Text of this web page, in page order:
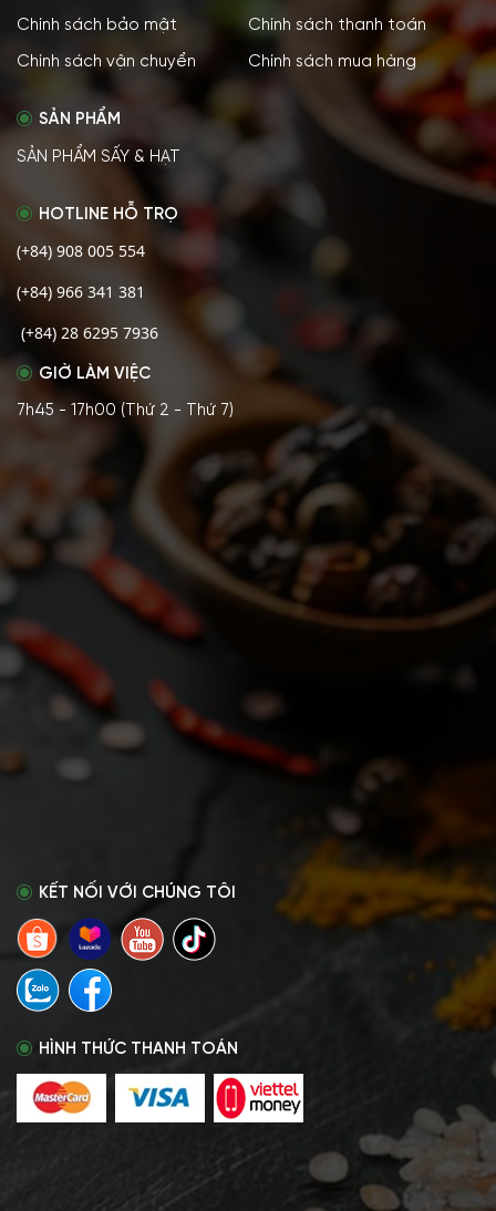
Chính sách bảo mật Chính sách thanh toán
Chính sách vận chuyển Chính sách mua hàng
SẢN PHẨM
SẢN PHẨM SẤY & HẠT
HOTLINE HỖ TRỌ
(+84) 908 005 554
(+84) 966 341 381
(+84) 28 6295 7936
GIỜ LÀM VIỆC
7h45 - 17h00 (Thứ 2 - Thứ 7)
KẾT NỐI VỚI CHÚNG TÔI
HÌNH THỨC THANH TOÁN